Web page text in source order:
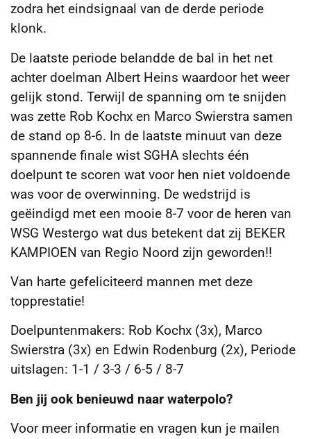
zodra het eindsignaal van de derde periode
klonk.
De laatste periode belandde de bal in het net
achter doelman Albert Heins waardoor het weer
gelijk stond. Terwijl de spanning om te snijden
was zette Rob Kochx en Marco Swierstra samen
de stand op 8-6. In de laatste minuut van deze
spannende finale wist SGHA slechts één
doelpunt te scoren wat voor hen niet voldoende
was voor de overwinning. De wedstrijd is
geëindigd met een mooie 8-7 voor de heren van
WSG Westergo wat dus betekent dat zij BEKER
KAMPIOEN van Regio Noord zijn geworden!!
Van harte gefeliciteerd mannen met deze
topprestatie!
Doelpuntenmakers: Rob Kochx (3x), Marco
Swierstra (3x) en Edwin Rodenburg (2x), Periode
uitslagen: 1-1 / 3-3 / 6-5 / 8-7
Ben jij ook benieuwd naar waterpolo?
Voor meer informatie en vragen kun je mailen